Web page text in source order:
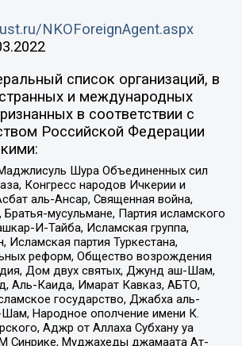
NKOForeignAgent.aspx
список организаций, в
и международных
в соответствии с
Российской Федерации
Шура Объединенных сил
Конгресс народов Ичкерии и
аль-Ансар, Священная война,
Братья-мусульмане, Партия исламского
И-Тайба, Исламская группа,
Исламская партия Туркестана,
реформ, Общество возрождения
Дом двух святых, Джунд аш-Шам,
Аль-Каида, Имарат Кавказ, АБТО,
государство, Джабха аль-
Народное ополчение имени К.
Аджр от Аллаха Субхану уа
Синрике, Муджахеды джамаата Ат-